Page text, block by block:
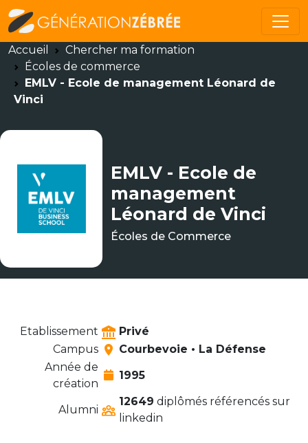
Accueil
Chercher ma formation
Écoles de commerce
EMLV - Ecole de management Léonard de
Vinci
EMLV - Ecole de
management
Léonard de Vinci
Écoles de Commerce
Etablissement
Privé
Campus
Courbevoie • La Défense
Année de
création
1995
Alumni
12649 diplômés référencés sur
linkedin